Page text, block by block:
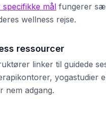
mål fungerer
wellness rejse.
ressourcer
linker til guidede
yogastudier
nem adgang.